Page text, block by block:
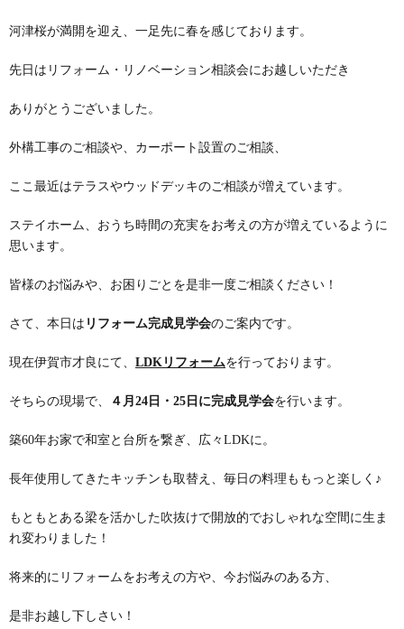
河津桜が満開を迎え、一足先に春を感じております。
先日はリフォーム・リノベーション相談会にお越しいただき
ありがとうございました。
外構工事のご相談や、カーポート設置のご相談、
ここ最近はテラスやウッドデッキのご相談が増えています。
ステイホーム、おうち時間の充実をお考えの方が増えているように
思います。
皆様のお悩みや、お困りごとを是非一度ご相談ください！
さて、本日は リフォーム完成見学会のご案内です。
現在伊賀市才良にて、 LDKリフォームを行っております。
そちらの現場で、 ４月24日・25日に完成見学会を行います。
築60年お家で和室と台所を繋ぎ、広々LDKに。
長年使用してきたキッチンも取替え、毎日の料理ももっと楽しく♪
もともとある梁を活かした吹抜けで開放的でおしゃれな空間に生ま
れ変わりました！
将来的にリフォームをお考えの方や、今お悩みのある方、
是非お越し下しさい！